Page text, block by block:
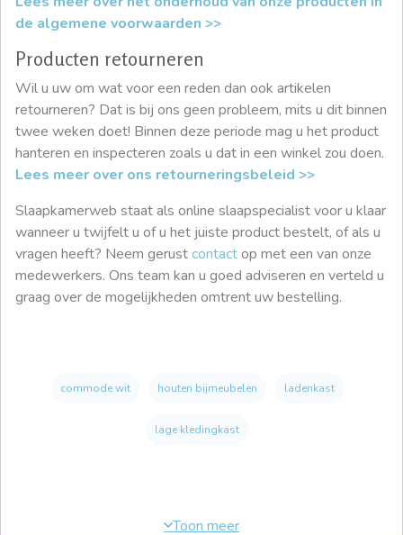
de algemene voorwaarden >>
Producten retourneren
Wil u uw om wat voor een reden dan ook artikelen
retourneren? Dat is bij ons geen probleem, mits u dit binnen
twee weken doet! Binnen deze periode mag u het product
hanteren en inspecteren zoals u dat in een winkel zou doen.
Lees meer over ons retourneringsbeleid >>
Slaapkamerweb staat als online slaapspecialist voor u klaar
wanneer u twijfelt u of u het juiste product bestelt, of als u
vragen heeft? Neem gerustcontactop met een van onze
medewerkers. Ons team kan u goed adviseren en verteld u
graag over de mogelijkheden omtrent uw bestelling.
commode wit houten bijmeubelen ladenkast
lage kledingkast